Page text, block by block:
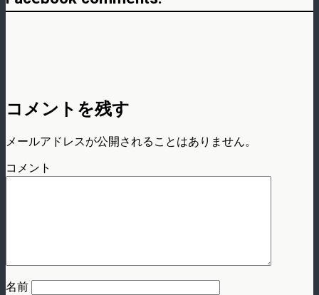
コメントを残す
メールアドレスが公開されることはありません。
コメント
名前